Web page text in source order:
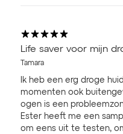
Life saver voor mijn
Tamara
Ik heb een erg droge
momenten ook
ogen is een
Ester heeft me een
om eens uit te testen,